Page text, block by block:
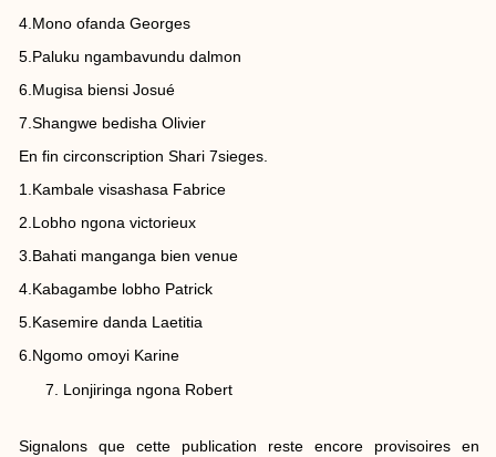
4.Mono ofanda Georges
5.Paluku ngambavundu dalmon
6.Mugisa biensi Josué
7.Shangwe bedisha Olivier
En fin circonscription Shari 7sieges.
1.Kambale visashasa Fabrice
2.Lobho ngona victorieux
3.Bahati manganga bien venue
4.Kabagambe lobho Patrick
5.Kasemire danda Laetitia
6.Ngomo omoyi Karine
Lonjiringa ngona Robert
Signalons que cette publication reste encore provisoires en